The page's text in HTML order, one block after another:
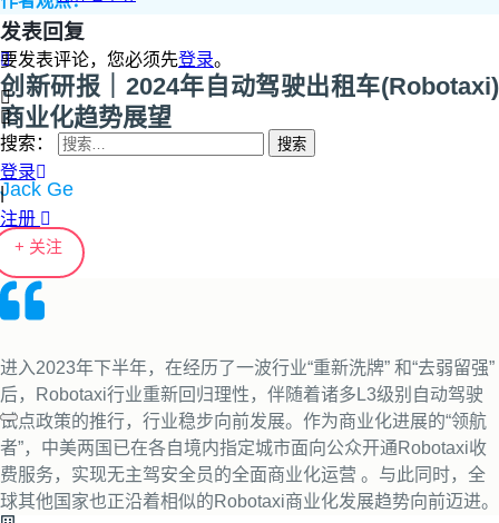
搜索：
登录
|
注册
发表回复
要发表评论，您必须先登录。
创新研报｜2024年自动驾驶出租车(Robotaxi)
商业化趋势展望
Jack Ge
+ 关注
进入2023年下半年，在经历了一波行业“重新洗牌” 和“去弱留强”
后，Robotaxi行业重新回归理性，伴随着诸多L3级别自动驾驶
试点政策的推行，行业稳步向前发展。作为商业化进展的“领航
者”，中美两国已在各自境内指定城市面向公众开通Robotaxi收
费服务，实现无主驾安全员的全面商业化运营 。与此同时，全
球其他国家也正沿着相似的Robotaxi商业化发展趋势向前迈进。